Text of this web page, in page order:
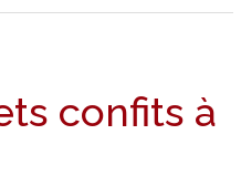
confits à